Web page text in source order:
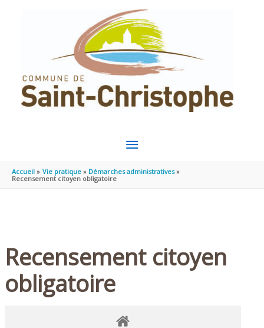
MENU
PRINCIPAL
Accueil Vie pratique
Démarches administratives
Recensement citoyen obligatoire
Recensement citoyen
obligatoire